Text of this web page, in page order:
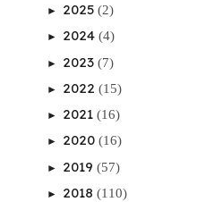
► 2025 (2)
► 2024 (4)
► 2023 (7)
► 2022 (15)
► 2021 (16)
► 2020 (16)
► 2019 (57)
► 2018 (110)